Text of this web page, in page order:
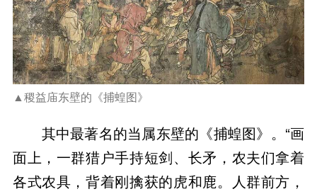
▲稷益庙东壁的《捕蝗图》
其中最著名的当属东壁的《捕蝗图》。“画
面上，一群猎户手持短剑、长矛，农夫们拿着
各式农具，背着刚擒获的虎和鹿。人群前方，